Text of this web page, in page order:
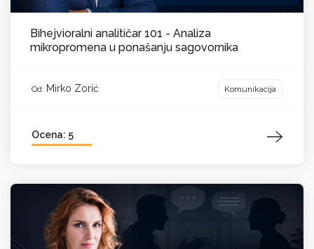
Bihejvioralni analitičar 101 - Analiza
mikropromena u ponašanju sagovornika
Od: Mirko Zorić Komunikacija
Ocena: 5